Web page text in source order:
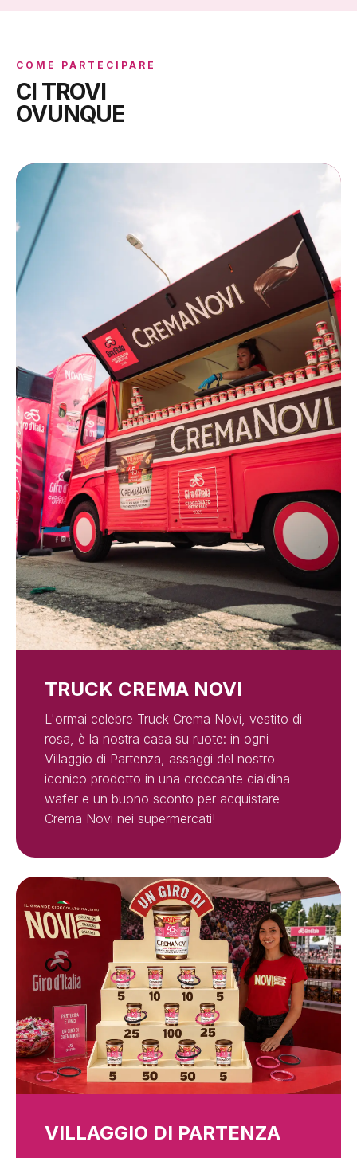
COME PARTECIPARE
CI TROVI
OVUNQUE
TRUCK CREMA NOVI
L'ormai celebre Truck Crema Novi, vestito di
rosa, è la nostra casa su ruote: in ogni
Villaggio di Partenza, assaggi del nostro
iconico prodotto in una croccante cialdina
wafer e un buono sconto per acquistare
Crema Novi nei supermercati!
VILLAGGIO DI PARTENZA